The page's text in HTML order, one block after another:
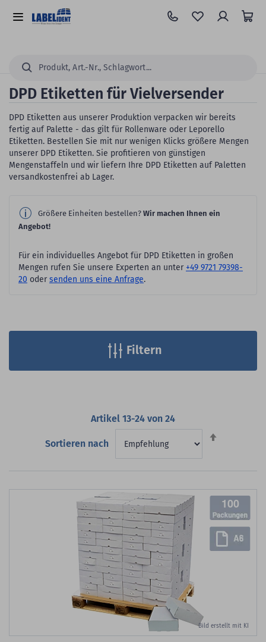
Hauptinhalt
springen
Alle
Suchen...
DPD Etiketten für Vielversender
DPD Etiketten aus unserer Produktion verpacken wir bereits
fertig auf Palette - das gilt für Rollenware oder Leporello
Etiketten. Bestellen Sie mit nur wenigen Klicks größere Mengen
unserer DPD Etiketten. Sie profitieren von günstigen
Mengenstaffeln und wir liefern Ihre DPD Etiketten auf Paletten
versandkostenfrei ab Lager.
Größere Einheiten bestellen? Wir machen Ihnen ein
Angebot!
Für ein individuelles Angebot für DPD Etiketten in großen
Mengen rufen Sie unsere Experten an unter +49 9721 79398-
20 oder senden uns eine Anfrage.
Artikel 13-24 von 24
Sortieren nach
Bild erstellt mit KI
100
Filtern